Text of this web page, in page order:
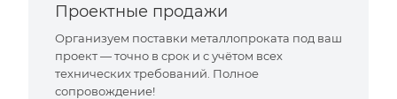
Проектные продажи
Организуем поставки металлопроката под ваш
проект — точно в срок и с учётом всех
технических требований. Полное
сопровождение!